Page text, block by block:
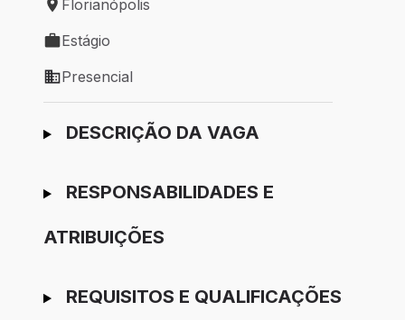
Local de trabalho: Florianópolis
Florianópolis
Tipo de vaga: Estágio
Estágio
Modelo de trabalho: Presencial
Presencial
Ir para candidatura
DESCRIÇÃO DA VAGA
RESPONSABILIDADES E
ATRIBUIÇÕES
REQUISITOS E QUALIFICAÇÕES